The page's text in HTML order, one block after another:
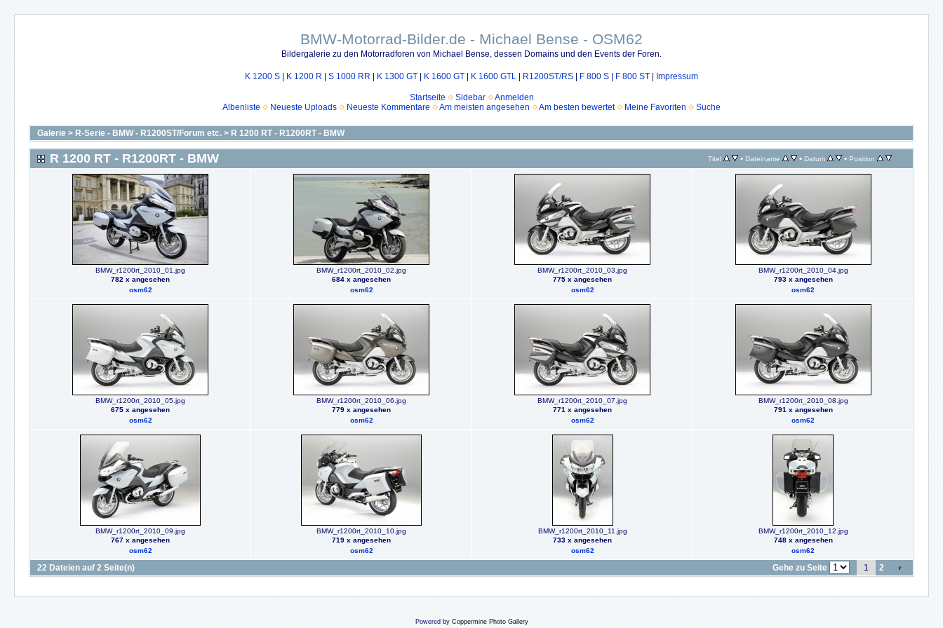
BMW-Motorrad-Bilder.de - Michael Bense - OSM62
Bildergalerie zu den Motorradforen von Michael Bense, dessen Domains und den Events der Foren.
K 1200 S K 1200 R S 1000 RR K 1300 GT K 1600 GT K 1600 GTL R1200ST/RS F 800 S F 800 ST Impressum
Startseite Sidebar
Anmelden
Albenliste
Neueste Uploads Neueste Kommentare Am meisten angesehen Am besten bewertet Meine Favoriten Suche
Galerie > R-Serie - BMW - R1200ST/Forum etc. > R 1200 RT - R1200RT - BMW
R 1200 RT - R1200RT - BMW Titel • Dateiname • Datum • Position
BMW_r1200rt_2010_01.jpg
782 x angesehen
osm62
BMW_r1200rt_2010_02.jpg
684 x angesehen
osm62
BMW_r1200rt_2010_03.jpg
775 x angesehen
osm62
BMW_r1200rt_2010_04.jpg
793 x angesehen
osm62
BMW_r1200rt_2010_05.jpg
675 x angesehen
osm62
BMW_r1200rt_2010_06.jpg
779 x angesehen
osm62
BMW_r1200rt_2010_07.jpg
771 x angesehen
osm62
BMW_r1200rt_2010_08.jpg
791 x angesehen
osm62
BMW_r1200rt_2010_09.jpg
767 x angesehen
osm62
BMW_r1200rt_2010_10.jpg
719 x angesehen
osm62
BMW_r1200rt_2010_11.jpg
733 x angesehen
osm62
BMW_r1200rt_2010_12.jpg
748 x angesehen
osm62
22 Dateien auf 2 Seite(n) Gehe zu Seite 1 2
Powered by Coppermine Photo Gallery